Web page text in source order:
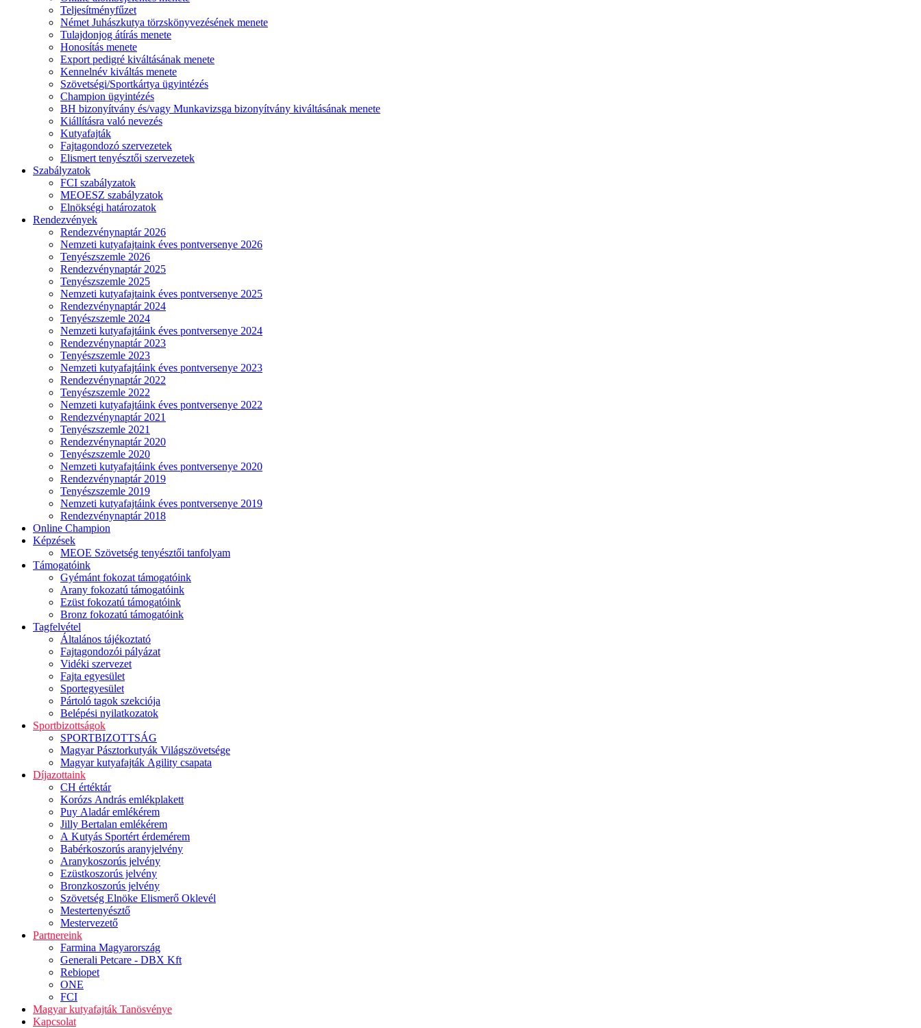
Teljesítményfűzet
Német Juhászkutya törzskönyvezésének menete
Tulajdonjog átírás menete
Honosítás menete
Export pedigré kiváltásának menete
Kennelnév kiváltás menete
Szövetségi/Sportkártya ügyintézés
Champion ügyintézés
BH bizonyítvány és/vagy Munkavizsga bizonyítvány kiváltásának menete
Kiállításra való nevezés
Kutyafajták
Fajtagondozó szervezetek
Elismert tenyésztői szervezetek
Szabályzatok
FCI szabályzatok
MEOESZ szabályzatok
Elnökségi határozatok
Rendezvények
Rendezvénynaptár 2026
Nemzeti kutyafajtaink éves pontversenye 2026
Tenyészszemle 2026
Rendezvénynaptár 2025
Tenyészszemle 2025
Nemzeti kutyafajtaink éves pontversenye 2025
Rendezvénynaptár 2024
Tenyészszemle 2024
Nemzeti kutyafajtáink éves pontversenye 2024
Rendezvénynaptár 2023
Tenyészszemle 2023
Nemzeti kutyafajtáink éves pontversenye 2023
Rendezvénynaptár 2022
Tenyészszemle 2022
Nemzeti kutyafajtáink éves pontversenye 2022
Rendezvénynaptár 2021
Tenyészszemle 2021
Rendezvénynaptár 2020
Tenyészszemle 2020
Nemzeti kutyafajtáink éves pontversenye 2020
Rendezvénynaptár 2019
Tenyészszemle 2019
Nemzeti kutyafajtáink éves pontversenye 2019
Rendezvénynaptár 2018
Online Champion
Képzések
MEOE Szövetség tenyésztői tanfolyam
Támogatóink
Gyémánt fokozat támogatóink
Arany fokozatú támogatóink
Ezüst fokozatú támogatóink
Bronz fokozatú támogatóink
Tagfelvétel
Általános tájékoztató
Fajtagondozói pályázat
Vidéki szervezet
Fajta egyesület
Sportegyesület
Pártoló tagok szekciója
Belépési nyilatkozatok
Sportbizottságok
SPORTBIZOTTSÁG
Magyar Pásztorkutyák Világszövetsége
Magyar kutyafajták Agility csapata
Díjazottaink
CH értéktár
Korózs András emlékplakett
Puy Aladár emlékérem
Jilly Bertalan emlékérem
A Kutyás Sportért érdemérem
Babérkoszorús aranyjelvény
Aranykoszorús jelvény
Ezüstkoszorús jelvény
Bronzkoszorús jelvény
Szövetség Elnöke Elismerő Oklevél
Mestertenyésztő
Mestervezető
Partnereink
Farmina Magyarország
Generali Petcare - DBX Kft
Rebiopet
ONE
FCI
Magyar kutyafajták Tanösvénye
Kapcsolat